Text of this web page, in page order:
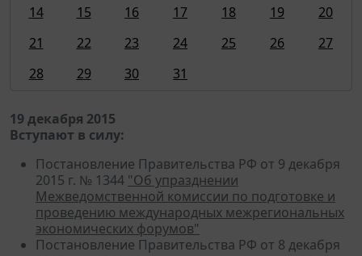
14
15 16 17 18 19
20
21
22 23 24 25 26
27
28
29 30 31
19 декабря 2015
Вступают в силу:
Постановление Правительства РФ от 9 декабря
2015 г. № 1344 "Об упразднении
Межведомственной комиссии по подготовке и
проведению международных межрегиональных
экономических форумов"
Постановление Правительства РФ от 8 декабря